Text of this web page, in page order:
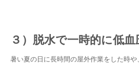
３）脱水で一時的に低血
暑い夏の日に長時間の屋外作業をした時